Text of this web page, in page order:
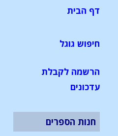
דף הבית
חיפוש גוגל
הרשמה לקבלת
עדכונים
חנות הספרים